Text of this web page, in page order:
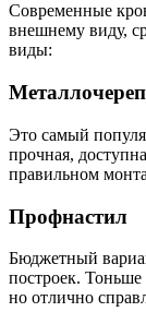
Современные
внешнему виду,
виды:
Это самый
прочная,
правильном
Профнастил
Бюджетный
построек. Тоньше
но отлично